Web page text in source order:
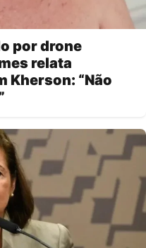
por drone
relata
Kherson: “Não